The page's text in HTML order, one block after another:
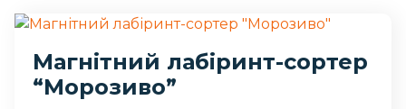
Магнітний лабіринт-сортер
“Морозиво”